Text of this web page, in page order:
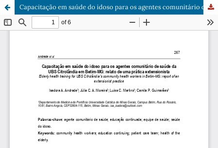
Capacitação em saúde do idoso para os agentes comunitário de saúde da UBS Citrolândia em Betim-MG: relato de uma prática intervencionista